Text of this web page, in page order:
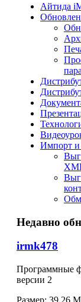
Айтида
Импорт и
Недавно
irmk478
Программные
версии 2
Размер: 39.26